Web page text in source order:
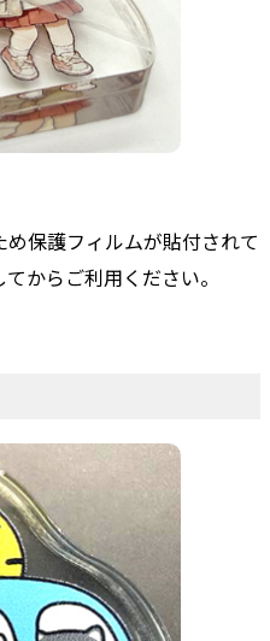
保護フィルムが貼付されて
からご利用ください。